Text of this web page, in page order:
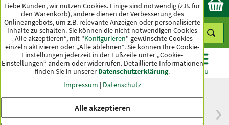
KATEGORIEN ANGEBOTE TOPSELLER MENÜ
versandkostenfrei
Spitzenqualität seit
Liebe Kunden, wir nutzen Cookies. Einige sind notwendig (z.B. für
den Warenkorb), andere dienen der Verbesserung des
Onlineangebots, um z.B. relevante Anzeigen oder personalisierte
Inhalte zu schalten. Sie können die nicht notwendigen Cookies
„Alle akzeptieren“, mit "Konfigurieren" gewünschte Cookies
einzeln aktivieren oder „Alle ablehnen“. Sie können Ihre Cookie-
Einstellungen jederzeit in der Fußzeile unter „Cookie-
Einstellungen“ ändern oder widerrufen. Detaillierte Informationen
finden Sie in unserer Datenschutzerklärung.
Impressum | Datenschutz
Alle akzeptieren